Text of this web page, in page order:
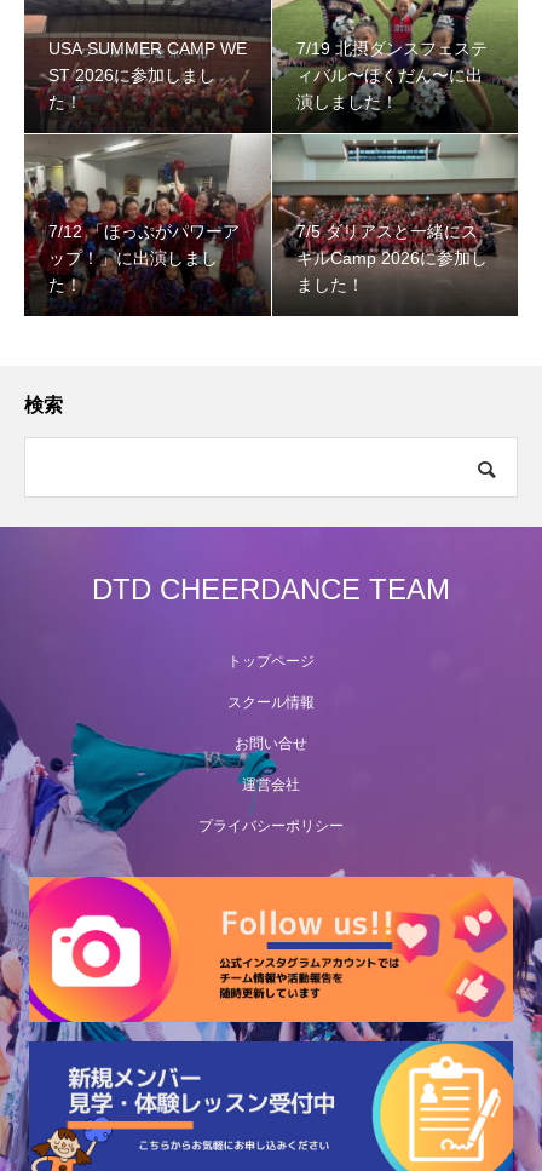
USA SUMMER CAMP WE
ST 2026に参加しまし
た！
7/19 北摂ダンスフェステ
ィバル〜ほくだん〜に出
演しました！
7/12 「ほっぷがパワーア
ップ！」に出演しまし
た！
7/5 ダリアスと一緒にス
キルCamp 2026に参加し
ました！
検索
DTD CHEERDANCE TEAM
トップページ
スクール情報
お問い合せ
運営会社
プライバシーポリシー